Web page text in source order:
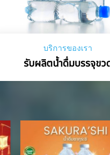
บริการของเรา
รับผลิตน้ำดื่มบรรจุขว